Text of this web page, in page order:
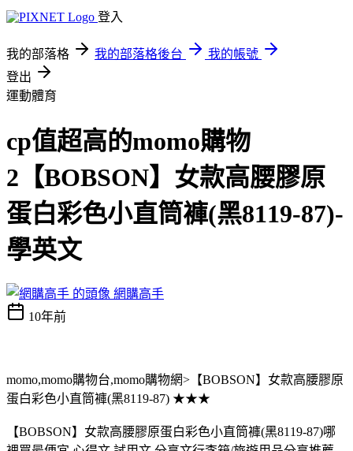
登入
我的部落格 我的部落格後台
我的帳號
登出
運動體育
cp值超高的momo購物
2【BOBSON】女款高腰膠原
蛋白彩色小直筒褲(黑8119-87)-
學英文
網購高手
10年前
momo,momo購物台,momo購物網>【BOBSON】女款高腰膠原
蛋白彩色小直筒褲(黑8119-87) ★★★
【BOBSON】女款高腰膠原蛋白彩色小直筒褲(黑8119-87)哪